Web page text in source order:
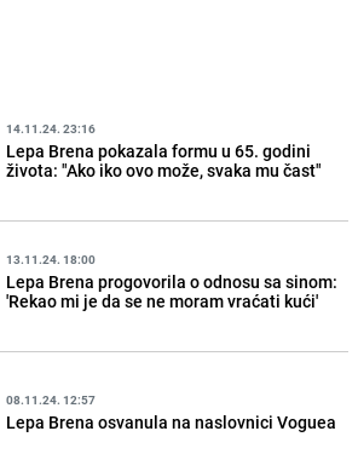
14.11.24. 23:16
Lepa Brena pokazala formu u 65. godini
života: "Ako iko ovo može, svaka mu čast"
13.11.24. 18:00
Lepa Brena progovorila o odnosu sa sinom:
'Rekao mi je da se ne moram vraćati kući'
08.11.24. 12:57
Lepa Brena osvanula na naslovnici Voguea